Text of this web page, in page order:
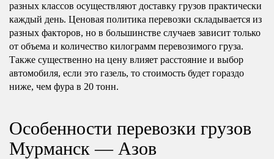
разных классов осуществляют доставку грузов практически
каждый день. Ценовая политика перевозки складывается из
разных факторов, но в большинстве случаев зависит только
от объема и количество килограмм перевозимого груза.
Также существенно на цену влияет расстояние и выбор
автомобиля, если это газель, то стоимость будет гораздо
ниже, чем фура в 20 тонн.
Особенности перевозки грузов
Мурманск — Азов